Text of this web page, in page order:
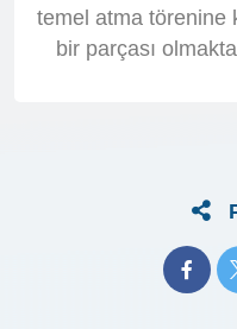
temel atma törenine
bir parçası